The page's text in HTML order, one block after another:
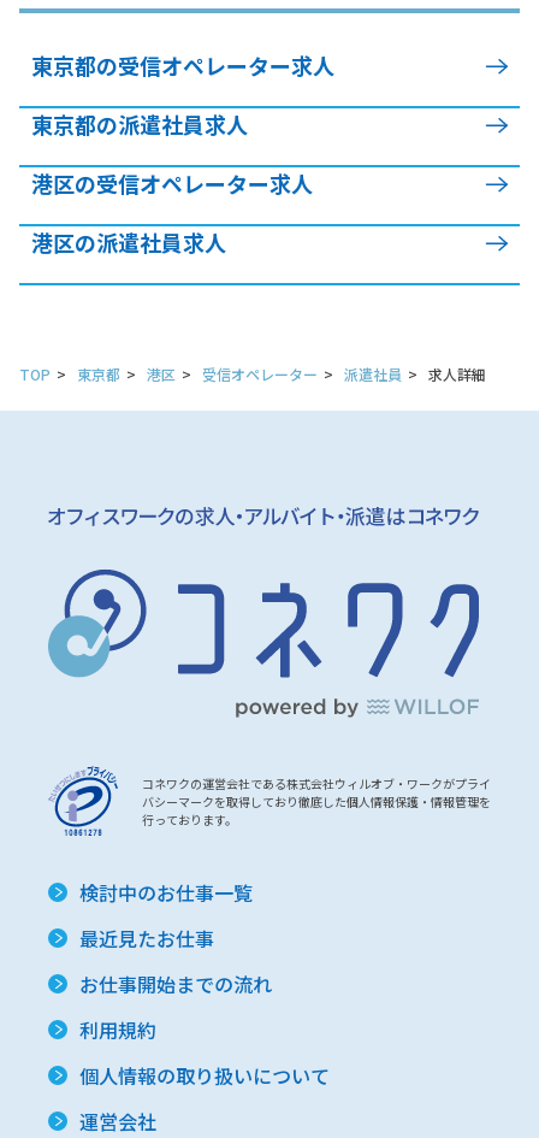
東京都の受信オペレーター求人
東京都の派遣社員求人
港区の受信オペレーター求人
港区の派遣社員求人
TOP 東京都 港区 受信オペレーター 派遣社員 求人詳細
コネワクの運営会社である株式会社ウィルオブ・ワークがプライ
バシーマークを取得しており徹底した個人情報保護・情報管理を
行っております。
検討中のお仕事一覧
最近見たお仕事
お仕事開始までの流れ
利用規約
個人情報の取り扱いについて
運営会社